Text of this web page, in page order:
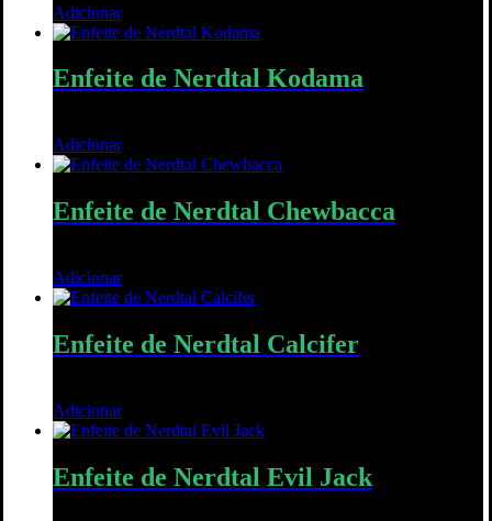
Adicionar
Enfeite de Nerdtal Kodama
Adicionar
Enfeite de Nerdtal Chewbacca
Adicionar
Enfeite de Nerdtal Calcifer
Adicionar
Enfeite de Nerdtal Evil Jack